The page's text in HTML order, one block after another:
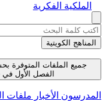
الملكية الفكرية
المناهج الكويتية
جميع الملفات المتوفرة
الفصل الأول في قسم
الأخبارملفات